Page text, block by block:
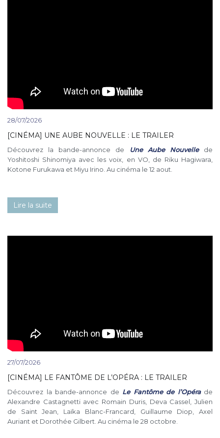
28/07/2026
[CINÉMA] UNE AUBE NOUVELLE : LE TRAILER
Découvrez la bande-annonce de Une Aube Nouvellede
Yoshitoshi Shinomiya avec les voix, en VO, de Riku Hagiwara,
Kotone Furukawa et Miyu Irino. Au cinéma le 12 aout.
Lire la suite
27/07/2026
[CINÉMA] LE FANTÔME DE L’OPÉRA : LE TRAILER
Découvrez la bande-annonce de Le Fantôme de l’Opérade
Alexandre Castagnetti avec Romain Duris, Deva Cassel, Julien
de Saint Jean, Laïka Blanc-Francard, Guillaume Diop, Axel
Auriant et Dorothée Gilbert. Au cinéma le 28 octobre.